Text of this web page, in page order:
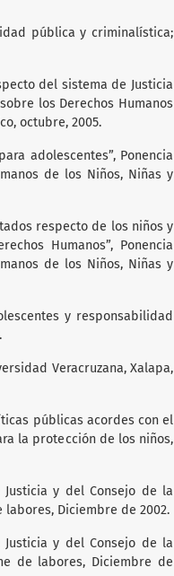
pública y criminalística;
del sistema de Justicia
los Derechos Humanos
octubre, 2005.
adolescentes”, Ponencia
de los Niños, Niñas y
respecto de los niños y
Humanos”, Ponencia
de los Niños, Niñas y
y responsabilidad
Veracruzana, Xalapa,
públicas acordes con el
la protección de los niños,
Justicia y del Consejo de la
labores, Diciembre de 2002.
Justicia y del Consejo de la
de labores, Diciembre de